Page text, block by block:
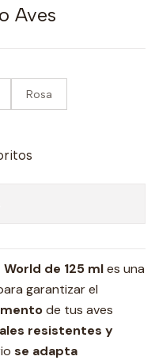
Aves
Rosa
de 125 mles una
garantizar el
de tus aves
resistentes y
se adapta